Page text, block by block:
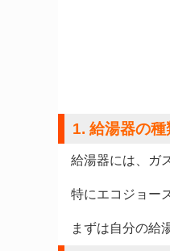
1. 給湯器の
給湯器には、ガ
特にエコジョー
まずは自分の給